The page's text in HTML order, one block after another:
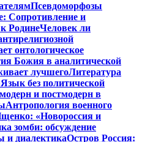
Псевдоморфозы
Сопротивление и
РодинеЧеловек ли
онтологическое
Божия в аналитической
лучшегоЛитература
Язык без политической
и постмодерн в
Антропология военного
«Новороссия и
зомби: обсуждение
и диалектикаОстров Россия: